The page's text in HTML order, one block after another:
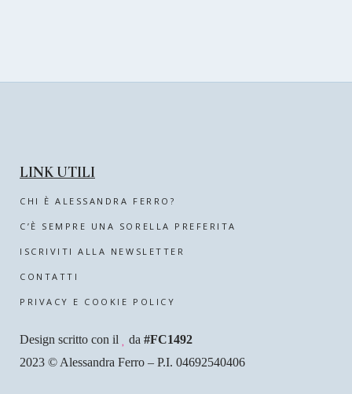
LINK UTILI
CHI È ALESSANDRA FERRO?
C’È SEMPRE UNA SORELLA PREFERITA
ISCRIVITI ALLA NEWSLETTER
CONTATTI
PRIVACY E COOKIE POLICY
Design scritto con il da #FC1492
2023 © Alessandra Ferro – P.I. 04692540406